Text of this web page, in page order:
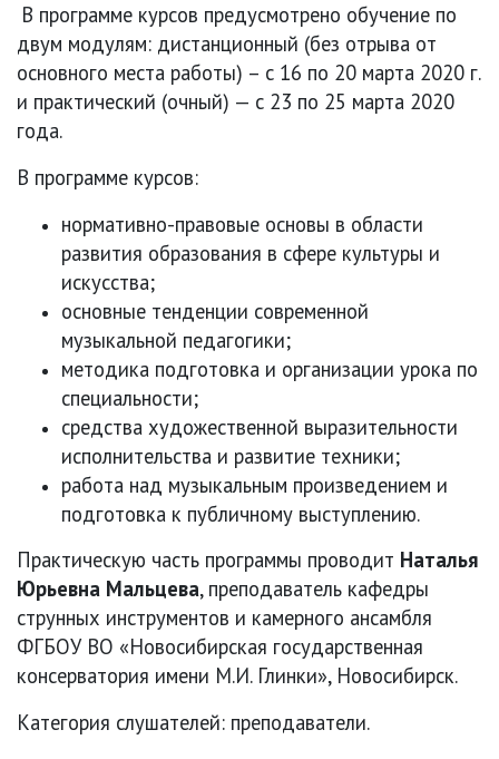
В программе курсов предусмотрено обучение по
двум модулям: дистанционный (без отрыва от
основного места работы) – с 16 по 20 марта 2020 г.
и практический (очный) — с 23 по 25 марта 2020
года.
В программе курсов:
нормативно-правовые основы в области
развития образования в сфере культуры и
искусства;
основные тенденции современной
музыкальной педагогики;
методика подготовка и организации урока по
специальности;
средства художественной выразительности
исполнительства и развитие техники;
работа над музыкальным произведением и
подготовка к публичному выступлению.
Практическую часть программы проводит Наталья
Юрьевна Мальцева, преподаватель кафедры
струнных инструментов и камерного ансамбля
ФГБОУ ВО «Новосибирская государственная
консерватория имени М.И. Глинки», Новосибирск.
Категория слушателей: преподаватели.